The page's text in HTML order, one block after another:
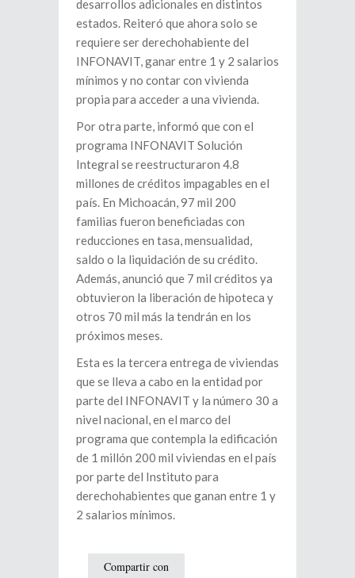
desarrollos adicionales en distintos
estados. Reiteró que ahora solo se
requiere ser derechohabiente del
INFONAVIT, ganar entre 1 y 2 salarios
mínimos y no contar con vivienda
propia para acceder a una vivienda.
Por otra parte, informó que con el
programa INFONAVIT Solución
Integral se reestructuraron 4.8
millones de créditos impagables en el
país. En Michoacán, 97 mil 200
familias fueron beneficiadas con
reducciones en tasa, mensualidad,
saldo o la liquidación de su crédito.
Además, anunció que 7 mil créditos ya
obtuvieron la liberación de hipoteca y
otros 70 mil más la tendrán en los
próximos meses.
Esta es la tercera entrega de viviendas
que se lleva a cabo en la entidad por
parte del INFONAVIT y la número 30 a
nivel nacional, en el marco del
programa que contempla la edificación
de 1 millón 200 mil viviendas en el país
por parte del Instituto para
derechohabientes que ganan entre 1 y
2 salarios mínimos.
Compartir con